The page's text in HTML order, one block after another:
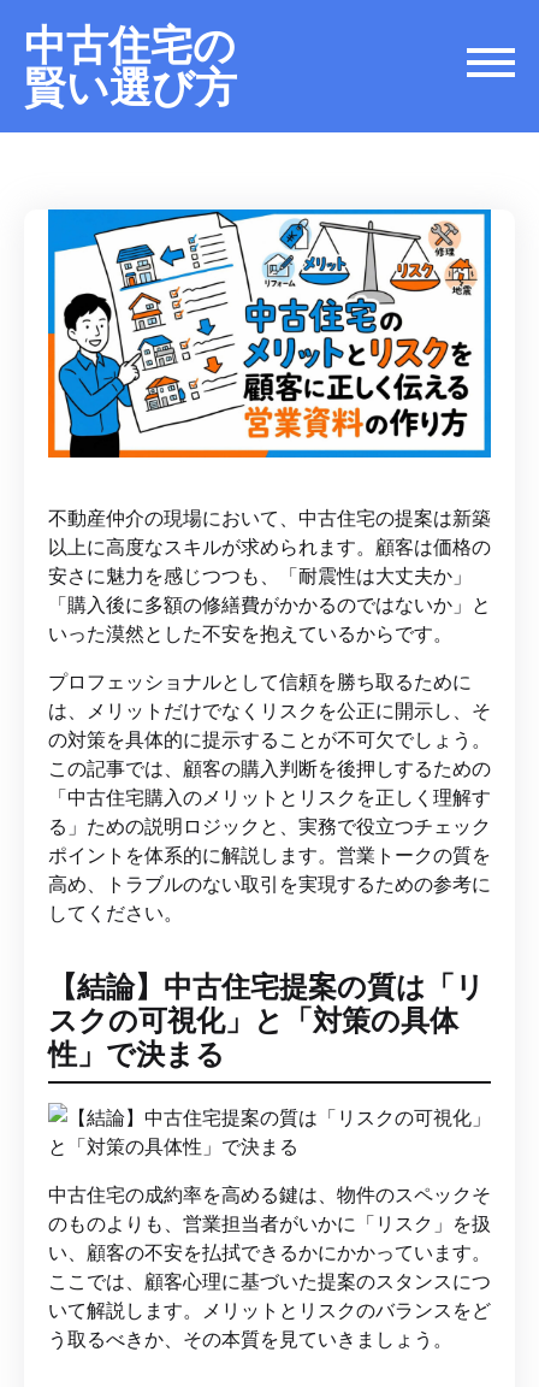
中古住宅の
賢い選び方
不動産仲介の現場において、中古住宅の提案は新築
以上に高度なスキルが求められます。顧客は価格の
安さに魅力を感じつつも、「耐震性は大丈夫か」
「購入後に多額の修繕費がかかるのではないか」と
いった漠然とした不安を抱えているからです。
プロフェッショナルとして信頼を勝ち取るために
は、メリットだけでなくリスクを公正に開示し、そ
の対策を具体的に提示することが不可欠でしょう。
この記事では、顧客の購入判断を後押しするための
「中古住宅購入のメリットとリスクを正しく理解す
る」ための説明ロジックと、実務で役立つチェック
ポイントを体系的に解説します。営業トークの質を
高め、トラブルのない取引を実現するための参考に
してください。
【結論】中古住宅提案の質は「リ
スクの可視化」と「対策の具体
性」で決まる
中古住宅の成約率を高める鍵は、物件のスペックそ
のものよりも、営業担当者がいかに「リスク」を扱
い、顧客の不安を払拭できるかにかかっています。
ここでは、顧客心理に基づいた提案のスタンスにつ
いて解説します。メリットとリスクのバランスをど
う取るべきか、その本質を見ていきましょう。